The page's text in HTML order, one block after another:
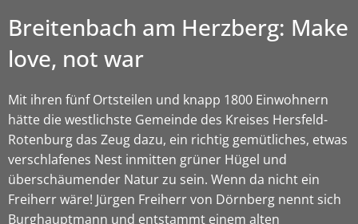
Breitenbach am Herzberg: Make
love, not war
Mit ihren fünf Ortsteilen und knapp 1800 Einwohnern
hätte die westlichste Gemeinde des Kreises Hersfeld-
Rotenburg das Zeug dazu, ein richtig gemütliches, etwas
verschlafenes Nest inmitten grüner Hügel und
überschäumender Natur zu sein. Wenn da nicht ein
Freiherr wäre! Jürgen Freiherr von Dörnberg nennt sich
Burghauptmann und entstammt einem alten